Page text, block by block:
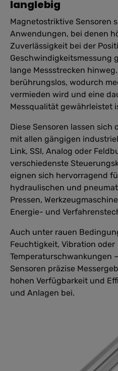
langlebig
Magnetostriktive Sensoren
Anwendungen, bei denen
Zuverlässigkeit bei der
Geschwindigkeitsmessung
lange Messstrecken
berührungslos, wodurch
vermieden wird und eine
Messqualität gewährleistet
Diese Sensoren lassen
mit allen gängigen
Link, SSI, Analog oder
verschiedenste
eignen sich hervorragend
hydraulischen und
Pressen,
Energie- und
Auch unter rauen
Feuchtigkeit, Vibration oder
Temperaturschwankungen
Sensoren präzise
hohen Verfügbarkeit und
und Anlagen bei.